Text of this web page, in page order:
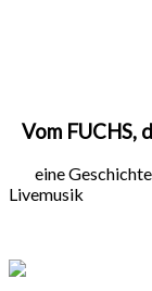
Vom FUCHS,
eine Geschichte
Livemusik